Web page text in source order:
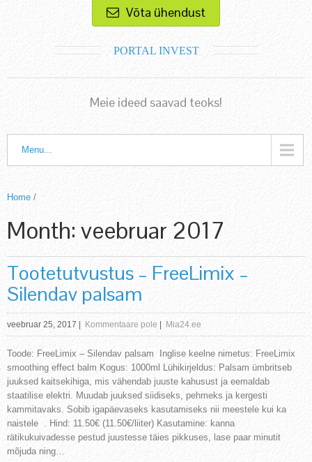
Võta ühendust
PORTAL INVEST
Meie ideed saavad teoks!
Menu...
Home /
Month: veebruar 2017
Tootetutvustus – FreeLimix –
Silendav palsam
veebruar 25, 2017 Kommentaare pole Mia24.ee
Toode: FreeLimix – Silendav palsam Inglise keelne nimetus: FreeLimix
smoothing effect balm Kogus: 1000ml Lühikirjeldus: Palsam ümbritseb
juuksed kaitsekihiga, mis vähendab juuste kahusust ja eemaldab
staatilise elektri. Muudab juuksed siidiseks, pehmeks ja kergesti
kammitavaks. Sobib igapäevaseks kasutamiseks nii meestele kui ka
naistele . Hind: 11.50€ (11.50€/liiter) Kasutamine: kanna
rätikukuivadesse pestud juustesse täies pikkuses, lase paar minutit
mõjuda ning…